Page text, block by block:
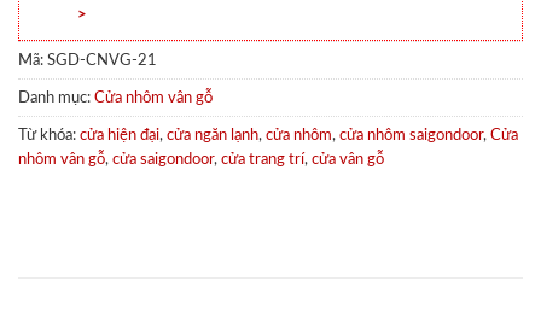
>
Mã: SGD-CNVG-21
Danh mục: Cửa nhôm vân gỗ
Từ khóa: cửa hiện đại, cửa ngăn lạnh, cửa nhôm, cửa nhôm saigondoor, Cửa
nhôm vân gỗ, cửa saigondoor, cửa trang trí, cửa vân gỗ